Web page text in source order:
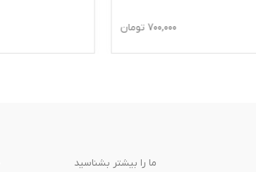
700,000 تومان
ما را بیشتر بشناسید